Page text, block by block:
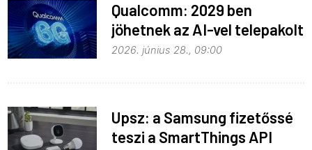
Qualcomm: 2029 ben
jöhetnek az AI-vel telepakolt
6G-s telefonok
2026. június 28., 09:00
Upsz: a Samsung fizetőssé
teszi a SmartThings API